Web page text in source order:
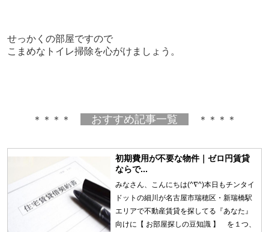
せっかくの部屋ですので
こまめなトイレ掃除を心がけましょう。
＊＊＊＊ おすすめ記事一覧 ＊＊＊＊
初期費用が不要な物件｜ゼロ円賃貸
ならで...
みなさん、こんにちは(^∇^)本日もチンタイ
ドットの細川が名古屋市瑞穂区・新瑞橋駅
エリアで不動産賃貸を探してる『あなた』
向けに【 お部屋探しの豆知識 】 を１つ、